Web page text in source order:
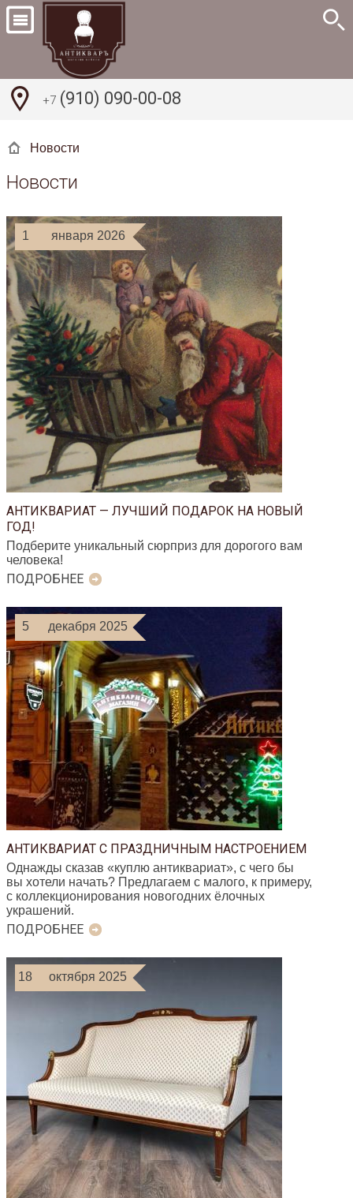
+7 (910) 090-00-08
Новости
Новости
1 января 2026
АНТИКВАРИАТ — ЛУЧШИЙ ПОДАРОК НА НОВЫЙ
ГОД!
Подберите уникальный сюрприз для дорогого вам
человека!
ПОДРОБНЕЕ
5 декабря 2025
АНТИКВАРИАТ С ПРАЗДНИЧНЫМ НАСТРОЕНИЕМ
Однажды сказав «куплю антиквариат», с чего бы
вы хотели начать? Предлагаем с малого, к примеру,
с коллекционирования новогодних ёлочных
украшений.
ПОДРОБНЕЕ
18 октября 2025